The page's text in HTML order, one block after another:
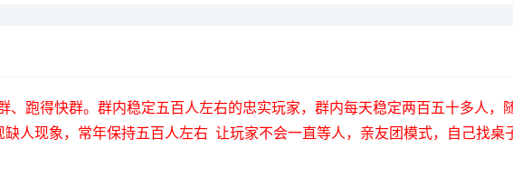
、跑得快群。群内稳定五百人左右的忠实玩家，群内每天稳定两百五十多人
人现象，常年保持五百人左右 让玩家不会一直等人，亲友团模式，自己找